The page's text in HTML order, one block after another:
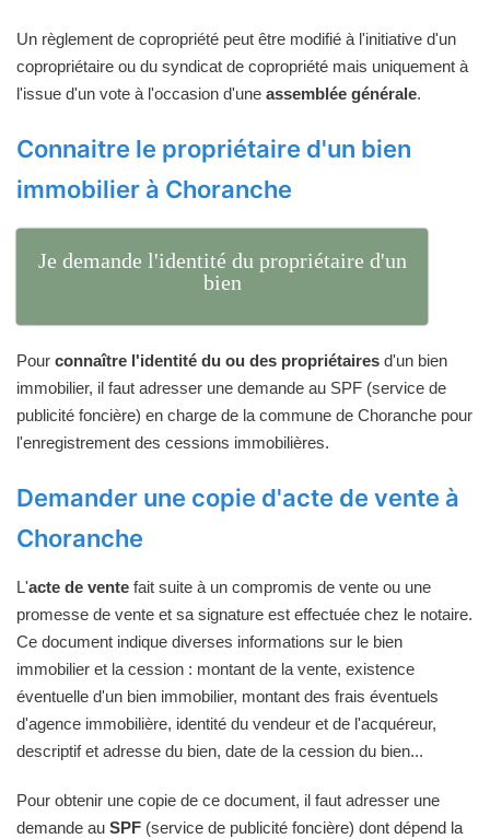
Un règlement de copropriété peut être modifié à l'initiative d'un
copropriétaire ou du syndicat de copropriété mais uniquement à
l'issue d'un vote à l'occasion d'une assemblée générale.
Connaitre le propriétaire d'un bien
immobilier à Choranche
Je demande l'identité du propriétaire d'un
bien
Pour connaître l'identité du ou des propriétaires d'un bien
immobilier, il faut adresser une demande au SPF (service de
publicité foncière) en charge de la commune de Choranche pour
l'enregistrement des cessions immobilières.
Demander une copie d'acte de vente à
Choranche
L'acte de vente fait suite à un compromis de vente ou une
promesse de vente et sa signature est effectuée chez le notaire.
Ce document indique diverses informations sur le bien
immobilier et la cession : montant de la vente, existence
éventuelle d'un bien immobilier, montant des frais éventuels
d'agence immobilière, identité du vendeur et de l'acquéreur,
descriptif et adresse du bien, date de la cession du bien...
Pour obtenir une copie de ce document, il faut adresser une
demande au SPF (service de publicité foncière) dont dépend la